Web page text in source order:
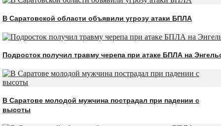
В Саратовской области объявили угрозу атаки БПЛА
Подросток получил травму черепа при атаке БПЛА на
В Саратове молодой мужчина пострадал при падении с
высоты